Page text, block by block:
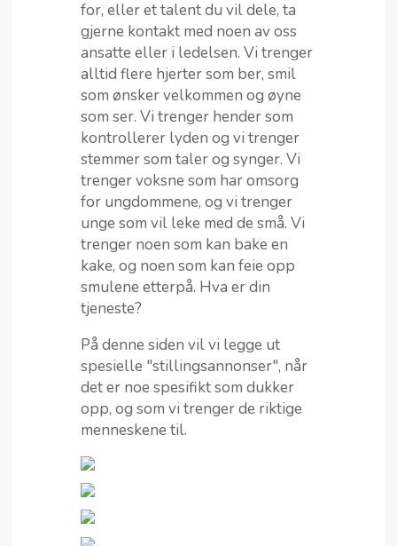
for, eller et talent du vil dele, ta
gjerne kontakt med noen av oss
ansatte eller i ledelsen. Vi trenger
alltid flere hjerter som ber, smil
som ønsker velkommen og øyne
som ser. Vi trenger hender som
kontrollerer lyden og vi trenger
stemmer som taler og synger. Vi
trenger voksne som har omsorg
for ungdommene, og vi trenger
unge som vil leke med de små. Vi
trenger noen som kan bake en
kake, og noen som kan feie opp
smulene etterpå. Hva er din
tjeneste?
På denne siden vil vi legge ut
spesielle "stillingsannonser", når
det er noe spesifikt som dukker
opp, og som vi trenger de riktige
menneskene til.